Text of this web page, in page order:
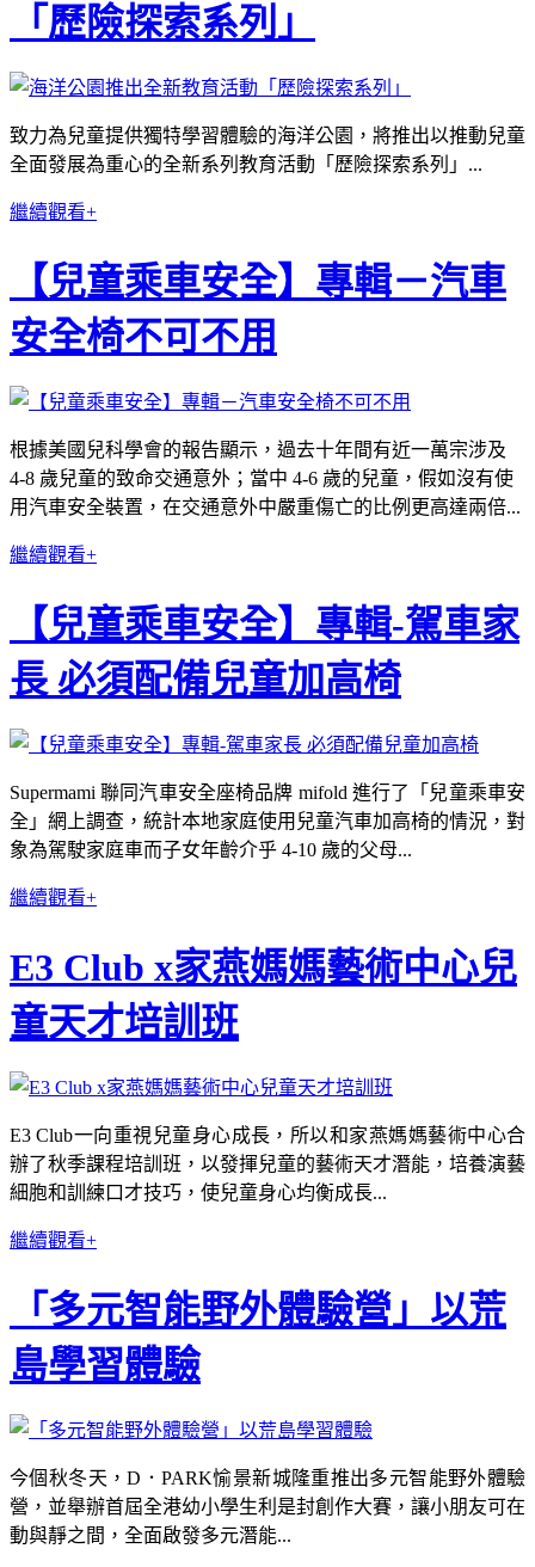
「歷險探索系列」
致力為兒童提供獨特學習體驗的海洋公園，將推出以推動兒童
全面發展為重心的全新系列教育活動「歷險探索系列」...
繼續觀看+
【兒童乘車安全】專輯－汽車
安全椅不可不用
根據美國兒科學會的報告顯示，過去十年間有近一萬宗涉及
4-8 歲兒童的致命交通意外；當中 4-6 歲的兒童，假如沒有使
用汽車安全裝置，在交通意外中嚴重傷亡的比例更高達兩倍...
繼續觀看+
【兒童乘車安全】專輯-駕車家
長 必須配備兒童加高椅
Supermami 聯同汽車安全座椅品牌 mifold 進行了「兒童乘車安
全」網上調查，統計本地家庭使用兒童汽車加高椅的情況，對
象為駕駛家庭車而子女年齡介乎 4-10 歲的父母...
繼續觀看+
E3 Club x家燕媽媽藝術中心兒
童天才培訓班
E3 Club一向重視兒童身心成長，所以和家燕媽媽藝術中心合
辦了秋季課程培訓班，以發揮兒童的藝術天才潛能，培養演藝
細胞和訓練口才技巧，使兒童身心均衡成長...
繼續觀看+
「多元智能野外體驗營」以荒
島學習體驗
今個秋冬天，D．PARK愉景新城隆重推出多元智能野外體驗
營，並舉辦首屆全港幼小學生利是封創作大賽，讓小朋友可在
動與靜之間，全面啟發多元潛能...